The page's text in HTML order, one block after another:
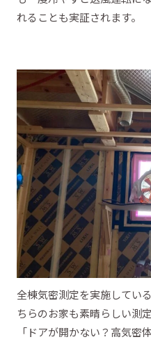
れることも実証されます。
全棟気密測定を実施してい
ちらのお家も素晴らしい測
「ドアが開かない？高気密